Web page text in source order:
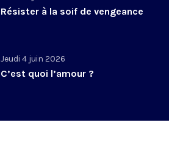
Résister à la soif de vengeance
Jeudi 4 juin 2026
C’est quoi l’amour ?